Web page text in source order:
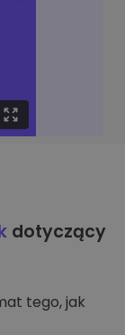
dotyczący
tego, jak